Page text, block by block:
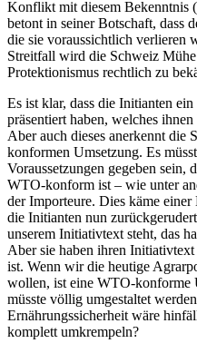
Konflikt mit diesem Bekenntnis
betont in seiner Botschaft, dass
die sie voraussichtlich verlieren
Streitfall wird die Schweiz
Protektionismus rechtlich zu
Es ist klar, dass die Initianten
präsentiert haben, welches
Aber auch dieses anerkennt
konformen Umsetzung. Es
Voraussetzungen gegeben sein,
WTO-konform ist – wie unter
der Importeure. Dies käme
die Initianten nun
unserem Initiativtext steht, das
Aber sie haben ihren
ist. Wenn wir die heutige
wollen, ist eine WTO-konforme
müsste völlig umgestaltet
Ernährungssicherheit wäre
komplett umkrempeln?